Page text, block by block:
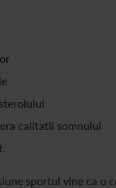
calitatii somnului
sportul vine ca o